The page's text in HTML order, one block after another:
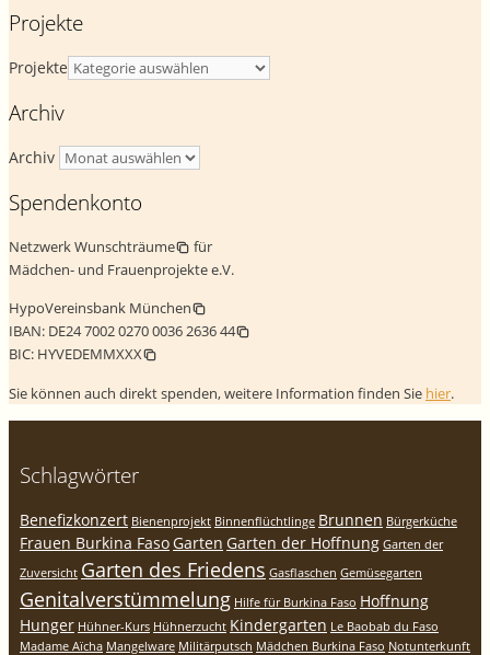
Projekte
Projekte
Archiv
Archiv
Spendenkonto
Netzwerk Wunschträume
für
Mädchen- und Frauenprojekte e.V.
HypoVereinsbank München
IBAN: DE24 7002 0270 0036 2636 44
BIC: HYVEDEMMXXX
Sie können auch direkt spenden, weitere Information finden Sie hier.
Schlagwörter
Benefizkonzert Bienenprojekt Binnenflüchtlinge Brunnen Bürgerküche
Frauen Burkina FasoGarten Garten der Hoffnung Garten der
Zuversicht Garten des Friedens Gasflaschen Gemüsegarten
Genitalverstümmelung Hilfe für Burkina Faso Hoffnung
Hunger Hühner-Kurs Hühnerzucht Kindergarten Le Baobab du Faso
Madame Aïcha Mangelware Militärputsch Mädchen Burkina Faso Notunterkunft